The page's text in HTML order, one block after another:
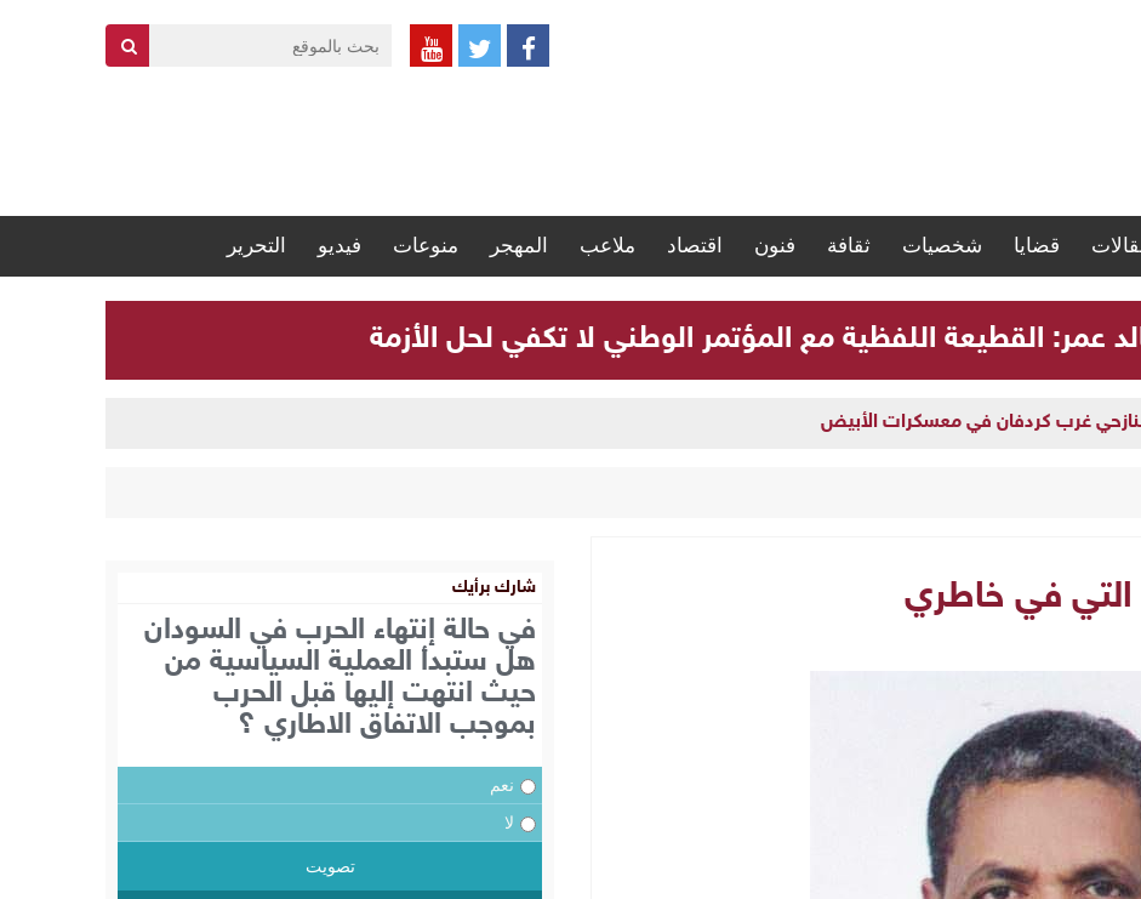
قضايا شخصيات ثقافة فنون اقتصاد ملاعب المهجر منوعات فيديو التحرير
عمر: القطيعة اللفظية مع المؤتمر الوطني لا تكفي لحل الأزمة
غرب كردفان في معسكرات الأبيض
بشأن إدارة العملية السياسية
في خاطري شارك برأيك
في حالة إنتهاء الحرب في السودان
هل ستبدأ العملية السياسية من
حيث انتهت إليها قبل الحرب
بموجب الاتفاق الاطاري ؟
نعم
لا
تصويت